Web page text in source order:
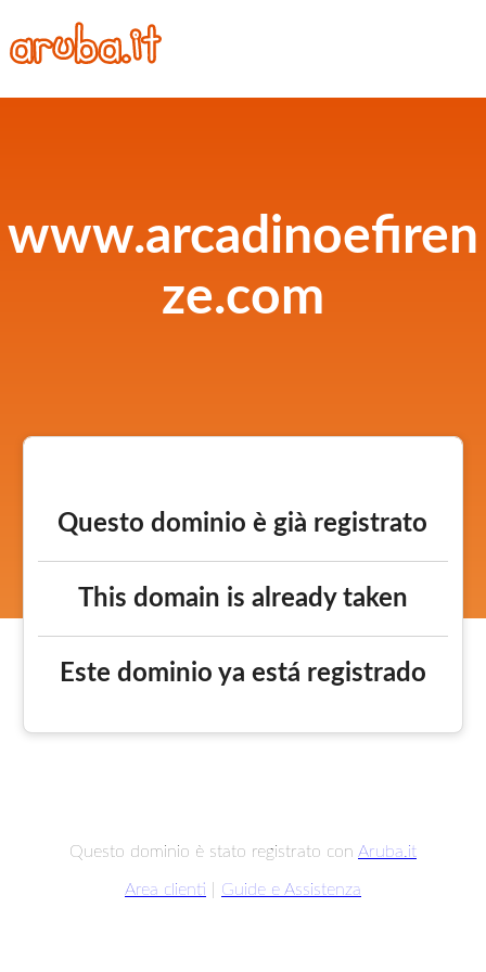
www.arcadinoefiren
ze.com
Questo dominio è già registrato
This domain is already taken
Este dominio ya está registrado
Questo dominio è stato registrato con Aruba.it
Area clienti Guide e Assistenza